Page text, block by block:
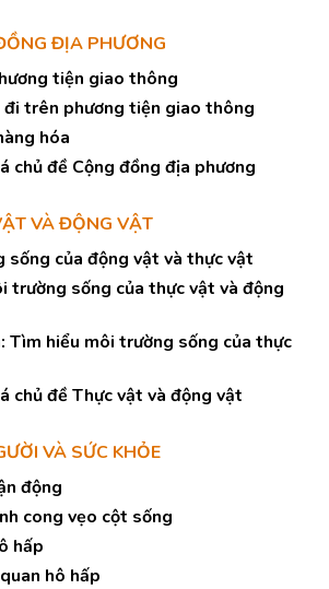
ĐỊA PHƯƠNG
tiện giao thông
đi trên phương tiện giao thông
hóa
chủ đề Cộng đồng địa phương
VÀ ĐỘNG VẬT
sống của động vật và thực vật
trường sống của thực vật và động
Tìm hiểu môi trường sống của thực
chủ đề Thực vật và động vật
VÀ SỨC KHỎE
động
cong vẹo cột sống
hấp
hô hấp